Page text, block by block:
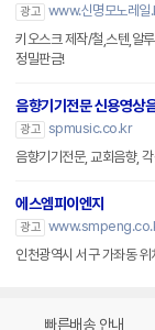
광고
www.신명모노레일
키오스크 제작/철,스텐,알
정밀판금!
음향기기전문 신용영상
광고
spmusic.co.kr
음향기기전문, 교회음향,
에스엠피이엔지
광고
인천광역시 서구 가좌동
빠른배송 안내